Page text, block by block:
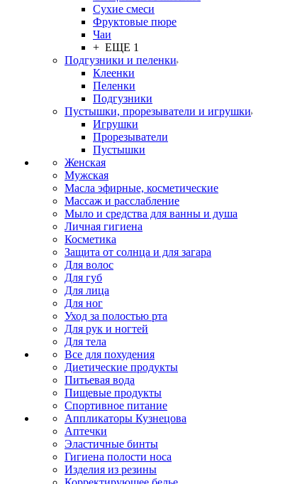
Сухие смеси
Фруктовые пюре
Чаи
+ ЕЩЕ 1
Подгузники и пеленки
Клеенки
Пеленки
Подгузники
Пустышки, прорезыватели и игрушки
Игрушки
Прорезыватели
Пустышки
Женская
Мужская
Масла эфирные, косметические
Массаж и расслабление
Мыло и средства для ванны и душа
Личная гигиена
Косметика
Защита от солнца и для загара
Для волос
Для губ
Для лица
Для ног
Уход за полостью рта
Для рук и ногтей
Для тела
Все для похудения
Диетические продукты
Питьевая вода
Пищевые продукты
Спортивное питание
Аппликаторы Кузнецова
Аптечки
Эластичные бинты
Гигиена полости носа
Изделия из резины